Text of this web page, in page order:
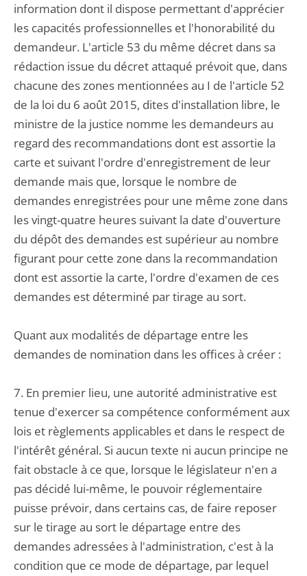
information dont il dispose permettant d'apprécier
les capacités professionnelles et l'honorabilité du
demandeur. L'article 53 du même décret dans sa
rédaction issue du décret attaqué prévoit que, dans
chacune des zones mentionnées au I de l'article 52
de la loi du 6 août 2015, dites d'installation libre, le
ministre de la justice nomme les demandeurs au
regard des recommandations dont est assortie la
carte et suivant l'ordre d'enregistrement de leur
demande mais que, lorsque le nombre de
demandes enregistrées pour une même zone dans
les vingt-quatre heures suivant la date d'ouverture
du dépôt des demandes est supérieur au nombre
figurant pour cette zone dans la recommandation
dont est assortie la carte, l'ordre d'examen de ces
demandes est déterminé par tirage au sort.
Quant aux modalités de départage entre les
demandes de nomination dans les offices à créer :
7. En premier lieu, une autorité administrative est
tenue d'exercer sa compétence conformément aux
lois et règlements applicables et dans le respect de
l'intérêt général. Si aucun texte ni aucun principe ne
fait obstacle à ce que, lorsque le législateur n'en a
pas décidé lui-même, le pouvoir réglementaire
puisse prévoir, dans certains cas, de faire reposer
sur le tirage au sort le départage entre des
demandes adressées à l'administration, c'est à la
condition que ce mode de départage, par lequel